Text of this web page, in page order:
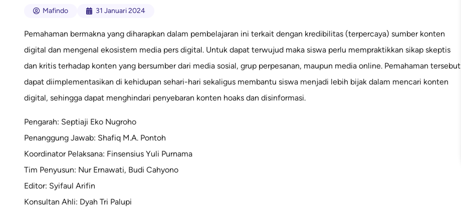
Mafindo 31 Januari 2024
Pemahaman bermakna yang diharapkan dalam pembelajaran ini terkait dengan kredibilitas (terpercaya) sumber konten
digital dan mengenal ekosistem media pers digital. Untuk dapat terwujud maka siswa perlu mempraktikkan sikap skeptis
dan kritis terhadap konten yang bersumber dari media sosial, grup perpesanan, maupun media online. Pemahaman tersebut
dapat diimplementasikan di kehidupan sehari-hari sekaligus membantu siswa menjadi lebih bijak dalam mencari konten
digital, sehingga dapat menghindari penyebaran konten hoaks dan disinformasi.
Pengarah: Septiaji Eko Nugroho
Penanggung Jawab: Shafiq M.A. Pontoh
Koordinator Pelaksana: Finsensius Yuli Purnama
Tim Penyusun: Nur Ernawati, Budi Cahyono
Editor: Syifaul Arifin
Konsultan Ahli: Dyah Tri Palupi